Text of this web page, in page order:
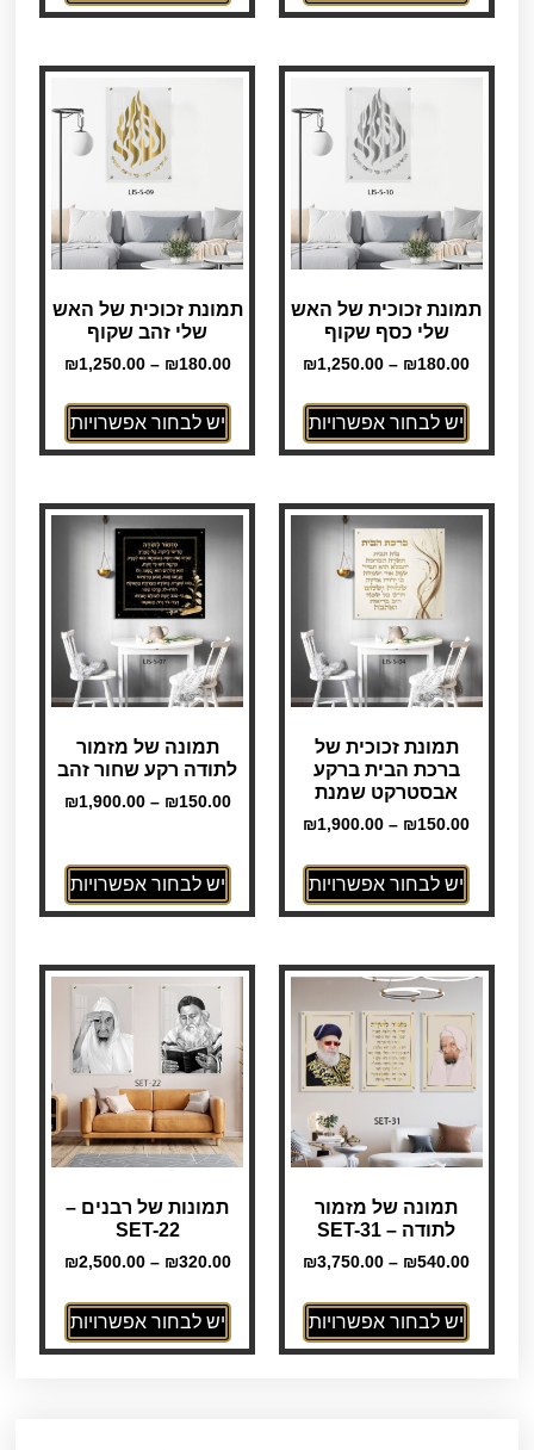
תמונת זכוכית של האש
שלי כסף שקוף
₪180.00
–
₪1,250.00
יש לבחור אפשרויות
תמונת זכוכית של האש
שלי זהב שקוף
₪180.00
–
₪1,250.00
יש לבחור אפשרויות
תמונת זכוכית של
ברכת הבית ברקע
אבסטרקט שמנת
₪150.00
–
₪1,900.00
יש לבחור אפשרויות
תמונה של מזמור
לתודה רקע שחור זהב
₪150.00
–
₪1,900.00
יש לבחור אפשרויות
תמונה של מזמור
לתודה – SET-31
₪540.00
–
₪3,750.00
יש לבחור אפשרויות
תמונות של רבנים –
SET-22
₪320.00
–
₪2,500.00
יש לבחור אפשרויות